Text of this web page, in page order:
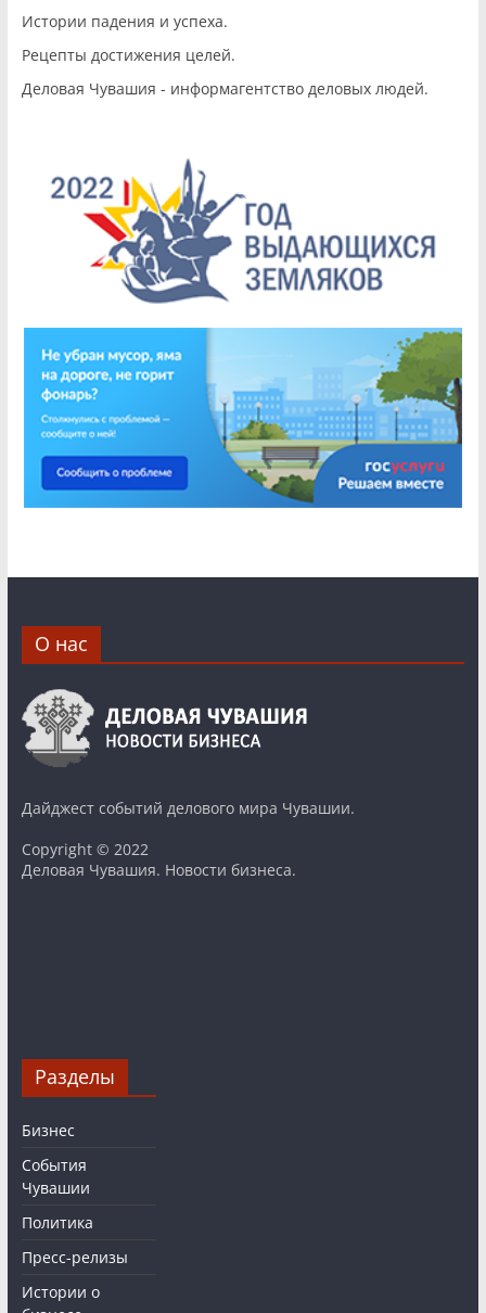
Истории падения и успеха.
Рецепты достижения целей.
Деловая Чувашия - информагентство деловых людей.
О нас
Дайджест событий делового мира Чувашии.
Copyright © 2022
Деловая Чувашия. Новости бизнеса.
Разделы
Бизнес
События
Чувашии
Политика
Пресс-релизы
Истории о